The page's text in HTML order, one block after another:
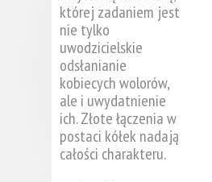
której zadaniem jest
nie tylko
uwodzicielskie
odsłanianie
kobiecych wolorów,
ale i uwydatnienie
ich. Złote łączenia w
postaci kółek nadają
całości charakteru.